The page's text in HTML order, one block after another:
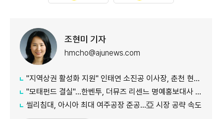
조현미 기자
hmcho@ajunews.com
"지역상권 활성화 지원" 인태연 소진공 이사장, 춘천 현장방문
"모태펀드 결실"…한벤투, 더뮤즈 리센느 명예홍보대사 임명
씰리침대, 아시아 최대 여주공장 준공…亞 시장 공략 속도